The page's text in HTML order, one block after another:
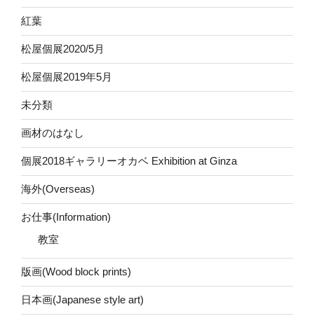
紅葉
松屋個展2020/5月
松屋個展2019年5月
未分類
画材のはなし
個展2018ギャラリーオカベ Exhibition at Ginza
海外(Overseas)
お仕事(Information)
教室
版画(Wood block prints)
日本画(Japanese style art)